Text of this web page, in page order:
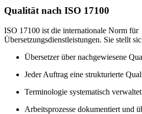
Qualität nach ISO 17100
ISO 17100 ist die internationale Norm für
Übersetzungsdienstleistungen. Sie stellt
Übersetzer über nachgewiesene
Jeder Auftrag eine strukturierte
Terminologie systematisch
Arbeitsprozesse dokumentiert und